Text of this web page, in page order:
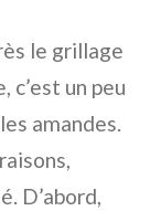
le grillage
c’est un peu
amandes.
D’abord,